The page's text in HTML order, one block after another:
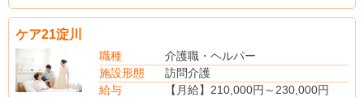
（手当内訳）
サ責手当 15,000円
外勤手当
賞与 年2回（業績による）
ケア21淀川
職種
介護職・ヘルパー
施設形態
訪問介護
給与
【月給】210,000円～230,000円